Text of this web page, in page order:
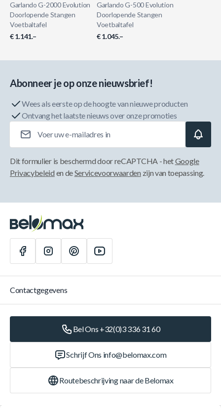
Garlando G-2000 Evolution
Doorlopende Stangen
Voetbaltafel
€ 1.141.–
Garlando G-500 Evolution
Doorlopende Stangen
Voetbaltafel
€ 1.045.–
Abonneer je op onze nieuwsbrief!
Wees als eerste op de hoogte van nieuwe producten
Ontvang het laatste nieuws over onze promoties
Dit formulier is beschermd door reCAPTCHA - hetGoogle
Privacybeleid en deServicevoorwaarden zijn van toepassing.
Contactgegevens
Bel Ons +32(0)3 336 31 60
Schrijf Ons info@belomax.com
Routebeschrijving naar de Belomax